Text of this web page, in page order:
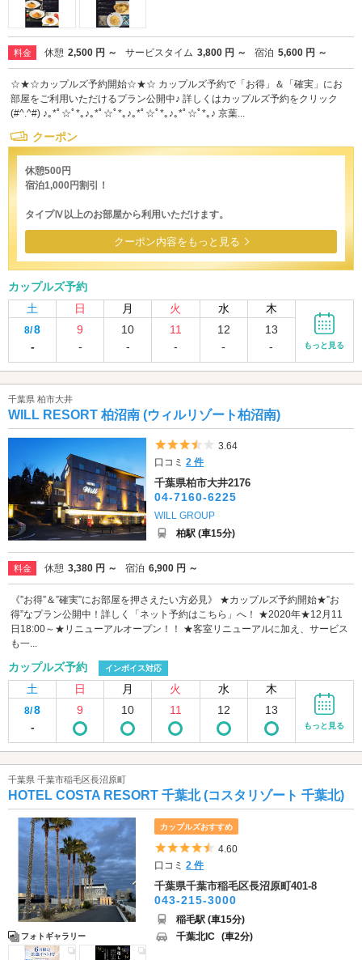
料金 休憩 2,500 円 ～ サービスタイム 3,800 円 ～ 宿泊 5,600 円 ～
☆★☆カップルズ予約開始☆★☆ カップルズ予約で「お得」＆「確実」にお
部屋をご利用いただけるプラン公開中♪ 詳しくはカップルズ予約をクリック
(#^.^#) ♪｡*ﾟ☆ﾟ*｡♪｡*ﾟ☆ﾟ*｡♪｡*ﾟ☆ﾟ*｡♪｡*ﾟ☆ﾟ*｡♪ 京葉...
クーポン
休憩500円
宿泊1,000円割引！
タイプⅣ以上のお部屋から利用いただけます。
クーポン内容をもっと見る
カップルズ予約
土
日 月 火 水 木
8/8
-
9
-
10
-
11
-
12
-
13
-
もっと見る
千葉県 柏市大井
WILL RESORT 柏沼南 (ウィルリゾート柏沼南)
5つ星のうち3.5
3.64
口コミ2 件
千葉県柏市大井2176
04-7160-6225
WILL GROUP
柏駅 (車15分)
料金 休憩 3,380 円 ～ 宿泊 6,900 円 ～
《”お得”＆”確実”にお部屋を押さえたい方必見》 ★カップルズ予約開始★”お
得”なプラン公開中！詳しく「ネット予約はこちら」へ！ ★2020年★12月11
日18:00～★リニューアルオープン！！ ★客室リニューアルに加え、サービス
も一...
カップルズ予約 インボイス対応
土 日 月 火 水 木
8/8
-
9 10 11 12 13
もっと見る
千葉県 千葉市稲毛区長沼原町
HOTEL COSTA RESORT 千葉北 (コスタリゾート 千葉北)
フォトギャラリー
カップルズおすすめ
5つ星のうち4.5
4.60
口コミ2 件
千葉県千葉市稲毛区長沼原町401-8
043-215-3000
稲毛駅 (車15分)
千葉北IC (車2分)